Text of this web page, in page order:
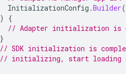
InitializationConfig .Builder(
)
{
// Adapter initialization is
}
// SDK initialization is
// initializing, start loading